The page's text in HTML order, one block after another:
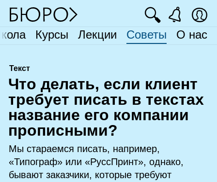
Курсы Лекции Советы О нас
🔍
Текст
Что делать, если клиент
требует писать в текстах
название его компании
прописными?
Мы стараемся писать, например,
«Типограф» или «РуссПринт», однако,
бывают заказчики, которые требуют